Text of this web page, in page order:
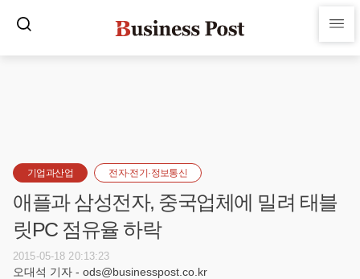
기업과산업 전자·전기·정보통신
애플과 삼성전자, 중국업체에 밀려 태블
릿PC 점유율 하락
2015-05-18 20:13:23
오대석 기자 - ods@businesspost.co.kr